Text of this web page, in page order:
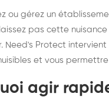
de nid de
: intervention
partout en France
ou gérez un
pas cette
Need's Protect
et vous
agir